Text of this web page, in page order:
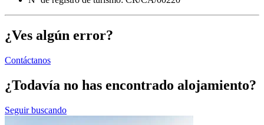
¿Ves algún error?
Contáctanos
¿Todavía no has encontrado alojamiento?
Seguir buscando